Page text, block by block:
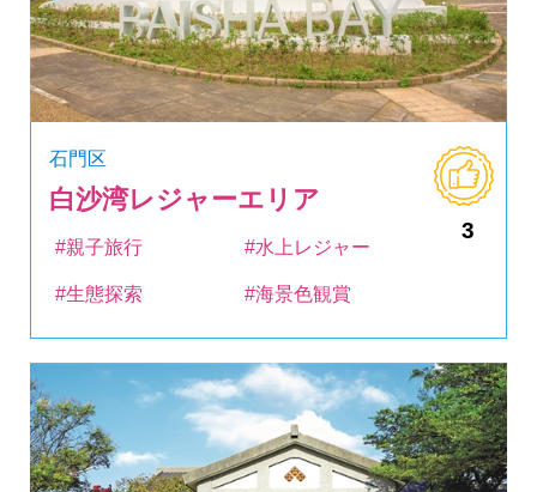
石門区
白沙湾レジャーエリア
3
#親子旅行 #水上レジャー
#生態探索 #海景色観賞